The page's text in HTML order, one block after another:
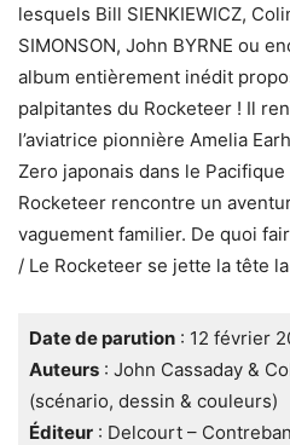
lesquels Bill SIENKIEWICZ,
SIMONSON, John BYRNE ou
album entièrement inédit
palpitantes du Rocketeer ! Il
l’aviatrice pionnière Amelia
Zero japonais dans le
Rocketeer rencontre un
vaguement familier. De quoi
/ Le Rocketeer se jette la tête
Date de parution: 12 février
Auteurs: John Cassaday &
(scénario, dessin & couleurs)
Éditeur: Delcourt –